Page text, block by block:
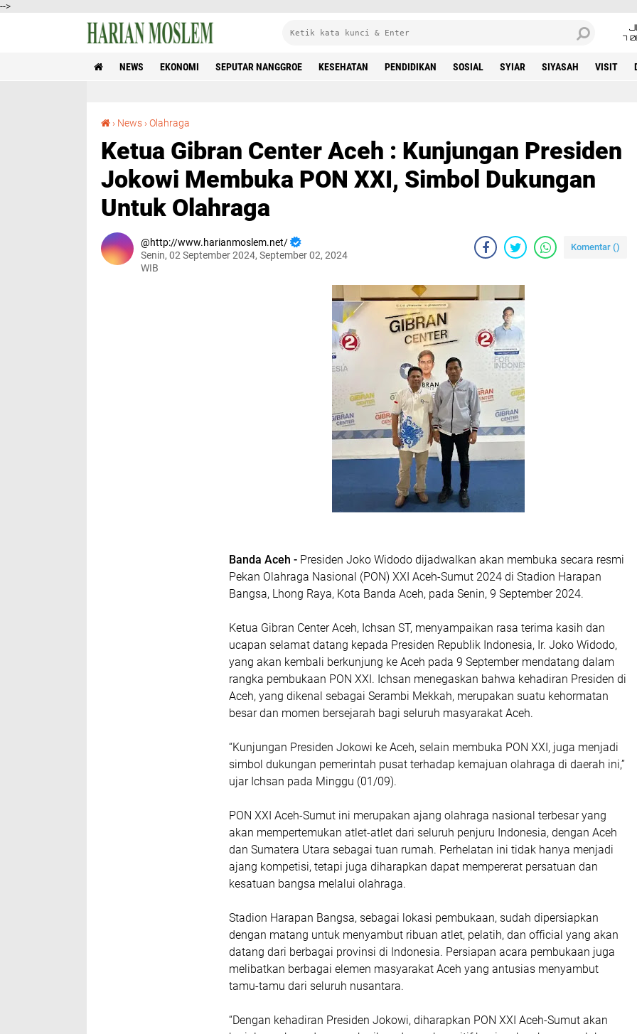
-->
7
NEWS EKONOMI SEPUTAR NANGGROE KESEHATAN PENDIDIKAN SOSIAL SYIAR SIYASAH VISIT
› News ›Olahraga
Ketua Gibran Center Aceh : Kunjungan Presiden
Jokowi Membuka PON XXI, Simbol Dukungan
Untuk Olahraga
http://www.harianmoslem.net/
Senin, 02 September 2024, September 02, 2024
WIB
Komentar ()
Banda Aceh - Presiden Joko Widodo dijadwalkan akan membuka secara resmi
Pekan Olahraga Nasional (PON) XXI Aceh-Sumut 2024 di Stadion Harapan
Bangsa, Lhong Raya, Kota Banda Aceh, pada Senin, 9 September 2024.
Ketua Gibran Center Aceh, Ichsan ST, menyampaikan rasa terima kasih dan
ucapan selamat datang kepada Presiden Republik Indonesia, Ir. Joko Widodo,
yang akan kembali berkunjung ke Aceh pada 9 September mendatang dalam
rangka pembukaan PON XXI. Ichsan menegaskan bahwa kehadiran Presiden di
Aceh, yang dikenal sebagai Serambi Mekkah, merupakan suatu kehormatan
besar dan momen bersejarah bagi seluruh masyarakat Aceh.
“Kunjungan Presiden Jokowi ke Aceh, selain membuka PON XXI, juga menjadi
simbol dukungan pemerintah pusat terhadap kemajuan olahraga di daerah ini,”
ujar Ichsan pada Minggu (01/09).
PON XXI Aceh-Sumut ini merupakan ajang olahraga nasional terbesar yang
akan mempertemukan atlet-atlet dari seluruh penjuru Indonesia, dengan Aceh
dan Sumatera Utara sebagai tuan rumah. Perhelatan ini tidak hanya menjadi
ajang kompetisi, tetapi juga diharapkan dapat mempererat persatuan dan
kesatuan bangsa melalui olahraga.
Stadion Harapan Bangsa, sebagai lokasi pembukaan, sudah dipersiapkan
dengan matang untuk menyambut ribuan atlet, pelatih, dan official yang akan
datang dari berbagai provinsi di Indonesia. Persiapan acara pembukaan juga
melibatkan berbagai elemen masyarakat Aceh yang antusias menyambut
tamu-tamu dari seluruh nusantara.
“Dengan kehadiran Presiden Jokowi, diharapkan PON XXI Aceh-Sumut akan